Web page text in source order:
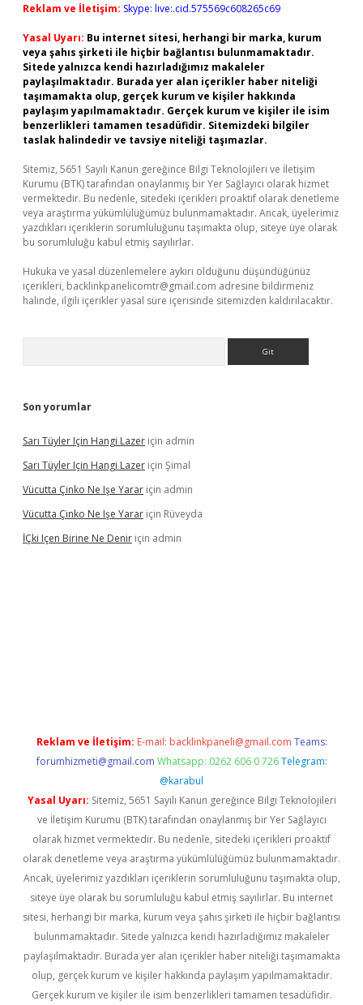
Reklam ve İletişim: Skype: live:.cid.575569c608265c69
Yasal Uyarı: Bu internet sitesi, herhangi bir marka, kurum
veya şahıs şirketi ile hiçbir bağlantısı bulunmamaktadır.
Sitede yalnızca kendi hazırladığımız makaleler
paylaşılmaktadır. Burada yer alan içerikler haber niteliği
taşımamakta olup, gerçek kurum ve kişiler hakkında
paylaşım yapılmamaktadır. Gerçek kurum ve kişiler ile isim
benzerlikleri tamamen tesadüfidir. Sitemizdeki bilgiler
taslak halindedir ve tavsiye niteliği taşımazlar.
Sitemiz, 5651 Sayılı Kanun gereğince Bilgi Teknolojileri ve İletişim
Kurumu (BTK) tarafından onaylanmış bir Yer Sağlayıcı olarak hizmet
vermektedir. Bu nedenle, sitedeki içerikleri proaktif olarak denetleme
veya araştırma yükümlülüğümüz bulunmamaktadır. Ancak, üyelerimiz
yazdıkları içeriklerin sorumluluğunu taşımakta olup, siteye üye olarak
bu sorumluluğu kabul etmiş sayılırlar.
Hukuka ve yasal düzenlemelere aykırı olduğunu düşündüğünüz
içerikleri, backlinkpanelicomtr@gmail.com adresine bildirmeniz
halinde, ilgili içerikler yasal süre içerisinde sitemizden kaldırılacaktır.
Son yorumlar
Sarı Tüyler Için Hangi Lazer için admin
Sarı Tüyler Için Hangi Lazer için Şimal
Vücutta Çinko Ne Işe Yarar için admin
Vücutta Çinko Ne Işe Yarar için Rüveyda
İÇki Içen Birine Ne Denir için admin
Reklam ve İletişim: E-mail: backlinkpaneli@gmail.com Teams:
forumhizmeti@gmail.com Whatsapp: 0262 606 0 726 Telegram:
@karabul
Yasal Uyarı: Sitemiz, 5651 Sayılı Kanun gereğince Bilgi Teknolojileri
ve İletişim Kurumu (BTK) tarafından onaylanmış bir Yer Sağlayıcı
olarak hizmet vermektedir. Bu nedenle, sitedeki içerikleri proaktif
olarak denetleme veya araştırma yükümlülüğümüz bulunmamaktadır.
Ancak, üyelerimiz yazdıkları içeriklerin sorumluluğunu taşımakta olup,
siteye üye olarak bu sorumluluğu kabul etmiş sayılırlar. Bu internet
sitesi, herhangi bir marka, kurum veya şahıs şirketi ile hiçbir bağlantısı
bulunmamaktadır. Sitede yalnızca kendi hazırladığımız makaleler
paylaşılmaktadır. Burada yer alan içerikler haber niteliği taşımamakta
olup, gerçek kurum ve kişiler hakkında paylaşım yapılmamaktadır.
Gerçek kurum ve kişiler ile isim benzerlikleri tamamen tesadüfidir.